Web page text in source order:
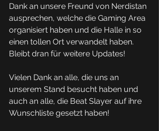
Dank an unsere Freund von Nerdistan
ausprechen, welche die Gaming Area
organisiert haben und die Halle in so
einen tollen Ort verwandelt haben.
Bleibt dran für weitere Updates!
Vielen Dank an alle, die uns an
unserem Stand besucht haben und
auch an alle, die Beat Slayer auf ihre
Wunschliste gesetzt haben!